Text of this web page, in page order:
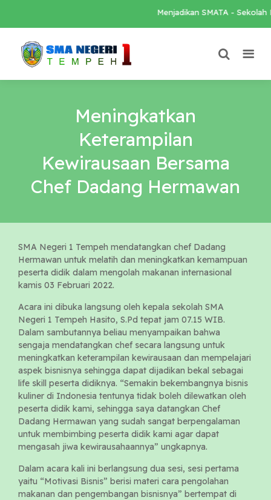
Menjadikan SMATA - Sekolah
Meningkatkan
Keterampilan
Kewirausaan Bersama
Chef Dadang Hermawan
SMA Negeri 1 Tempeh mendatangkan chef Dadang
Hermawan untuk melatih dan meningkatkan kemampuan
peserta didik dalam mengolah makanan internasional
kamis 03 Februari 2022.
Acara ini dibuka langsung oleh kepala sekolah SMA
Negeri 1 Tempeh Hasito, S.Pd tepat jam 07.15 WIB.
Dalam sambutannya beliau menyampaikan bahwa
sengaja mendatangkan chef secara langsung untuk
meningkatkan keterampilan kewirausaan dan mempelajari
aspek bisnisnya sehingga dapat dijadikan bekal sebagai
life skill peserta didiknya. “Semakin bekembangnya bisnis
kuliner di Indonesia tentunya tidak boleh dilewatkan oleh
peserta didik kami, sehingga saya datangkan Chef
Dadang Hermawan yang sudah sangat berpengalaman
untuk membimbing peserta didik kami agar dapat
mengasah jiwa kewirausahaannya” ungkapnya.
Dalam acara kali ini berlangsung dua sesi, sesi pertama
yaitu “Motivasi Bisnis” berisi materi cara pengolahan
makanan dan pengembangan bisnisnya” bertempat di